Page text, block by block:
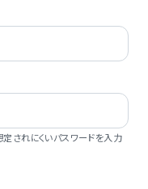
されにくいパスワードを入力